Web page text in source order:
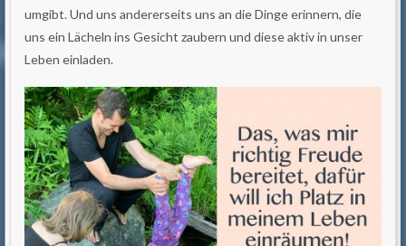
umgibt. Und uns andererseits uns an die Dinge erinnern, die
uns ein Lächeln ins Gesicht zaubern und diese aktiv in unser
Leben einladen.